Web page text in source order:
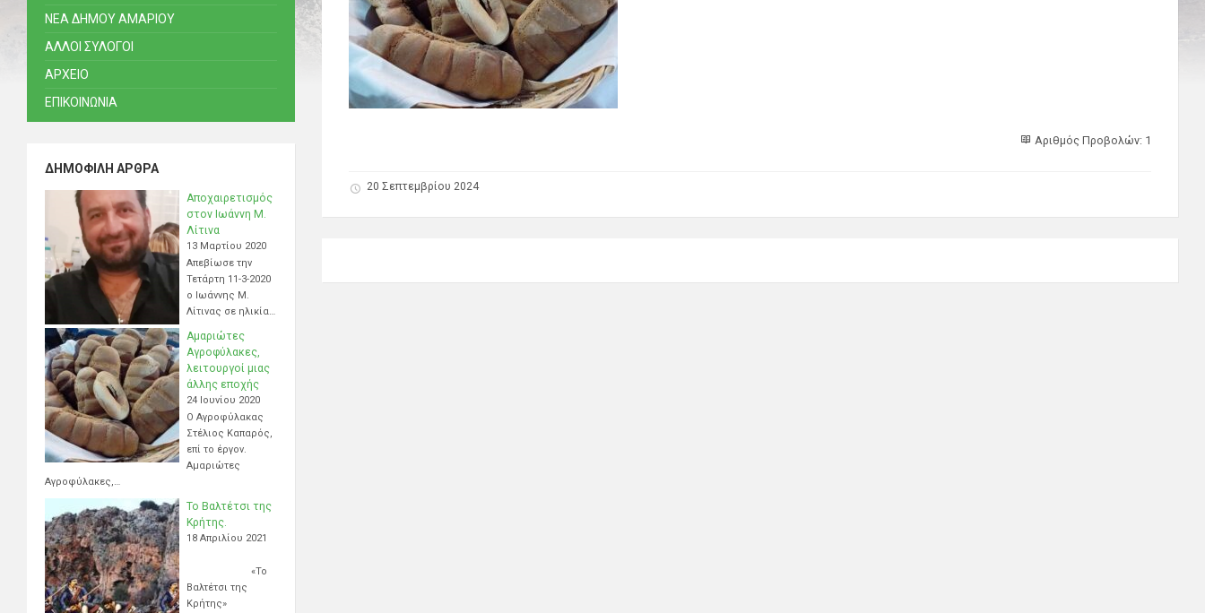
Αριθμός Προβολών: 1
20 Σεπτεμβρίου 2024
ΝΕΑ ΔΗΜΟΥ ΑΜΑΡΙΟΥ
ΑΛΛΟΙ ΣΥΛΟΓΟΙ
ΑΡΧΕΙΟ
ΕΠΙΚΟΙΝΩΝΙΑ
ΔΗΜΟΦΙΛΉ ΆΡΘΡΑ
Αποχαιρετισμός
στον Ιωάννη Μ.
Λίτινα
13 Μαρτίου 2020
Απεβίωσε την
Τετάρτη 11-3-2020
ο Ιωάννης Μ.
Λίτινας σε ηλικία…
Αμαριώτες
Αγροφύλακες,
λειτουργοί μιας
άλλης εποχής
24 Ιουνίου 2020
Ο Αγροφύλακας
Στέλιος Καπαρός,
επί το έργον.
Αμαριώτες
Αγροφύλακες,…
Το Βαλτέτσι της
Κρήτης.
18 Απριλίου 2021
«Το
Βαλτέτσι της
Κρήτης»